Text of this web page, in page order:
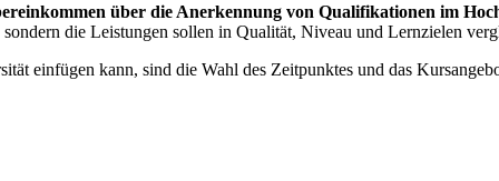
über die Anerkennung von Qualifikationen im
die Leistungen sollen in Qualität, Niveau und Lernzielen
einfügen kann, sind die Wahl des Zeitpunktes und das